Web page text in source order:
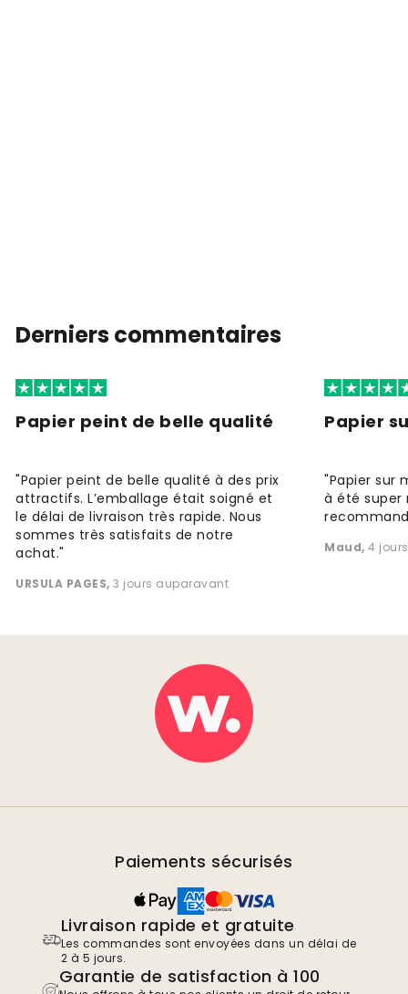
Derniers commentaires
Papier peint de belle qualité
"Papier peint de belle qualité à des prix
attractifs. L’emballage était soigné et
le délai de livraison très rapide. Nous
sommes très satisfaits de notre
achat."
URSULA PAGES, 3 jours auparavant
Papier
"Papier sur
à été super
Maud, 4
Paiements sécurisés
Livraison rapide et gratuite
Les commandes sont envoyées dans un délai de
2 à 5 jours.
Garantie de satisfaction à 100